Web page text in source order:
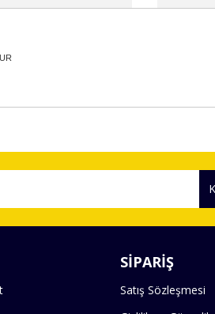
SİPARİŞ
Satış Sözleşmesi